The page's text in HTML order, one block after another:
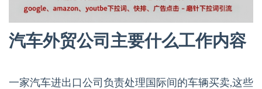
汽车外贸公司主要什么工作内容
一家汽车进出口公司负责处理国际间的车辆买卖,这些